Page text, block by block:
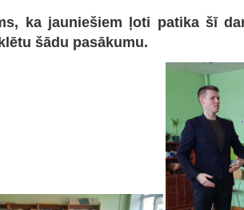
ka jauniešiem ļoti patika šī
šādu pasākumu.